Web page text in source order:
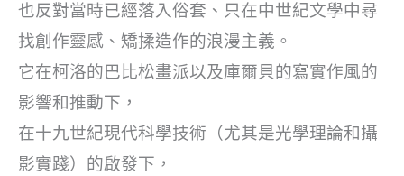
也反對當時已經落入俗套、只在中世紀文學中尋
找創作靈感、矯揉造作的浪漫主義。
它在柯洛的巴比松畫派以及庫爾貝的寫實作風的
影響和推動下，
在十九世紀現代科學技術（尤其是光學理論和攝
影實踐）的啟發下，